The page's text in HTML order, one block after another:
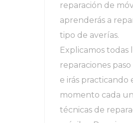
reparación de
aprenderás a
tipo de averías.
Explicamos todas
reparaciones paso
e irás practicando
momento cada
técnicas de